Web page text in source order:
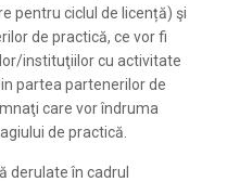
pentru ciclul de licență) şi
de practică, ce vor fi
instituţiilor cu activitate
partea partenerilor de
care vor îndruma
de practică.
derulate în cadrul